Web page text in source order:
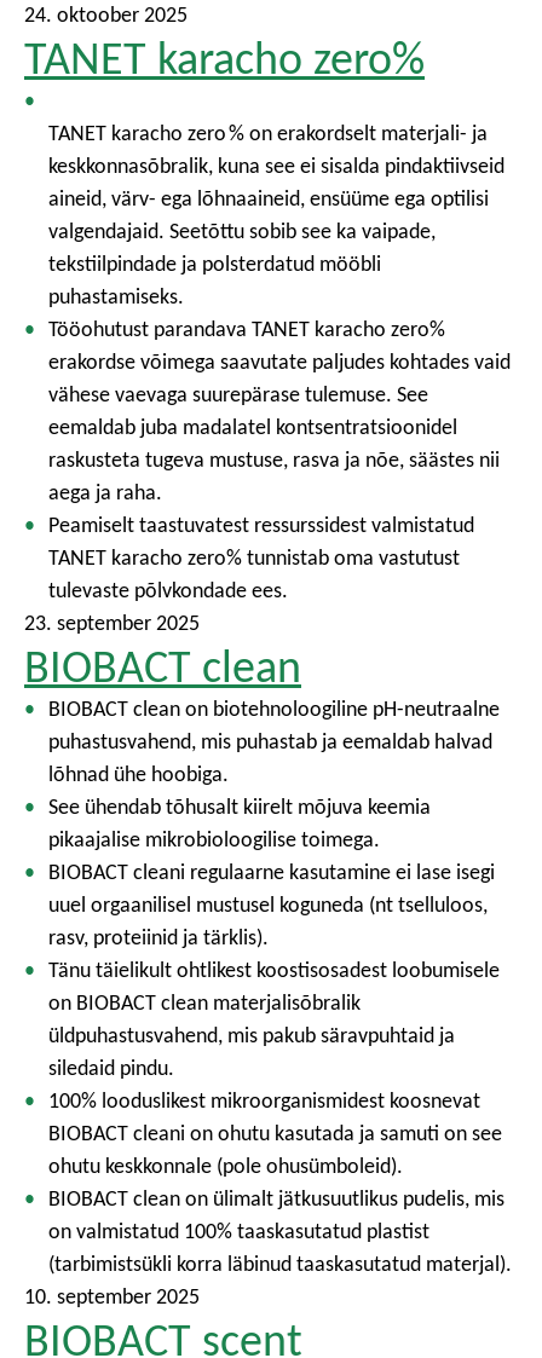
24. oktoober 2025
TANET karacho zero%
TANET karacho zero % on erakordselt materjali- ja
keskkonnasõbralik, kuna see ei sisalda pindaktiivseid
aineid, värv- ega lõhnaaineid, ensüüme ega optilisi
valgendajaid. Seetõttu sobib see ka vaipade,
tekstiilpindade ja polsterdatud mööbli
puhastamiseks.
Tööohutust parandava TANET karacho zero%
erakordse võimega saavutate paljudes kohtades vaid
vähese vaevaga suurepärase tulemuse. See
eemaldab juba madalatel kontsentratsioonidel
raskusteta tugeva mustuse, rasva ja nõe, säästes nii
aega ja raha.
Peamiselt taastuvatest ressurssidest valmistatud
TANET karacho zero% tunnistab oma vastutust
tulevaste põlvkondade ees.
23. september 2025
BIOBACT clean
BIOBACT clean on biotehnoloogiline pH-neutraalne
puhastusvahend, mis puhastab ja eemaldab halvad
lõhnad ühe hoobiga.
See ühendab tõhusalt kiirelt mõjuva keemia
pikaajalise mikrobioloogilise toimega.
BIOBACT cleani regulaarne kasutamine ei lase isegi
uuel orgaanilisel mustusel koguneda (nt tselluloos,
rasv, proteiinid ja tärklis).
Tänu täielikult ohtlikest koostisosadest loobumisele
on BIOBACT clean materjalisõbralik
üldpuhastusvahend, mis pakub säravpuhtaid ja
siledaid pindu.
100% looduslikest mikroorganismidest koosnevat
BIOBACT cleani on ohutu kasutada ja samuti on see
ohutu keskkonnale (pole ohusümboleid).
BIOBACT clean on ülimalt jätkusuutlikus pudelis, mis
on valmistatud 100% taaskasutatud plastist
(tarbimistsükli korra läbinud taaskasutatud materjal).
10. september 2025
BIOBACT scent